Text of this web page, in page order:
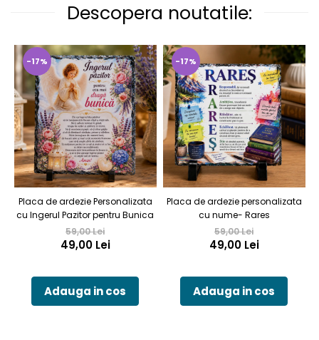
Descopera noutatile:
-17%
Placa de ardezie Personalizata
cu Ingerul Pazitor pentru Bunica
59,00 Lei
49,00 Lei
Adauga in cos
-17%
Placa de ardezie personalizata
cu nume- Rares
59,00 Lei
49,00 Lei
Adauga in cos